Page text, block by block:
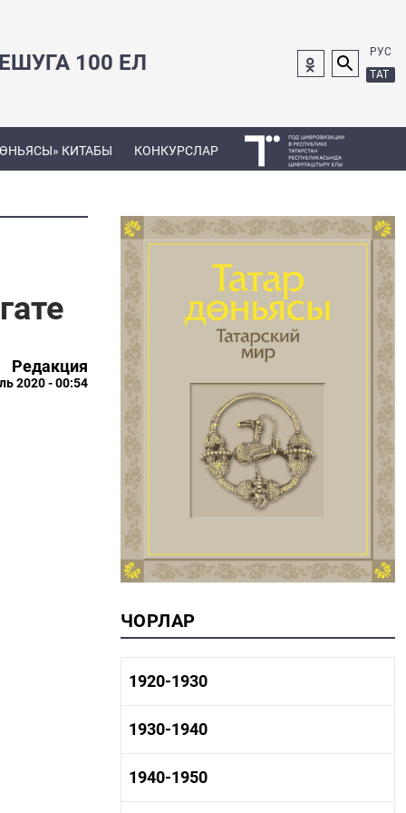
100 ЕЛ
РУС
ТАТ
КИТАБЫ КОНКУРСЛАР
Редакция
2020 - 00:54
ЧОРЛАР
1920-1930
1920-1930 тарих
1920-1930 мәдәният
1930-1940
1930-1940 тарих
1930-1940 мәдәният
1940-1950